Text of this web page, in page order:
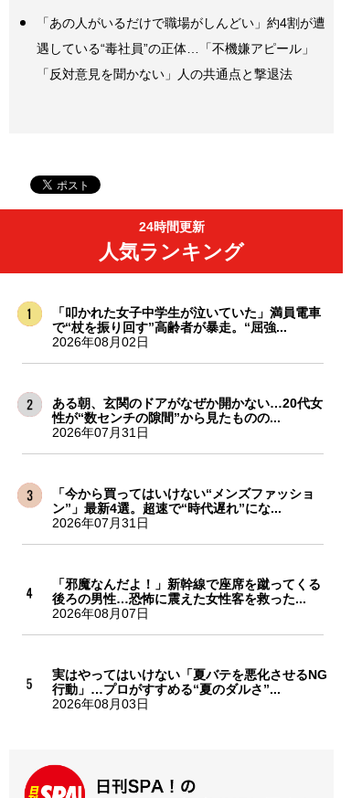
「あの人がいるだけで職場がしんどい」約4割が遭
遇している“毒社員”の正体…「不機嫌アピール」
「反対意見を聞かない」人の共通点と撃退法
24時間更新
人気ランキング
「叩かれた女子中学生が泣いていた」満員電車
で“杖を振り回す”高齢者が暴走。“屈強...
2026年08月02日
ある朝、玄関のドアがなぜか開かない…20代女
性が“数センチの隙間”から見たものの...
2026年07月31日
「今から買ってはいけない“メンズファッショ
ン”」最新4選。超速で“時代遅れ”にな...
2026年07月31日
「邪魔なんだよ！」新幹線で座席を蹴ってくる
後ろの男性…恐怖に震えた女性客を救った...
2026年08月07日
実はやってはいけない「夏バテを悪化させるNG
行動」…プロがすすめる“夏のダルさ”...
2026年08月03日